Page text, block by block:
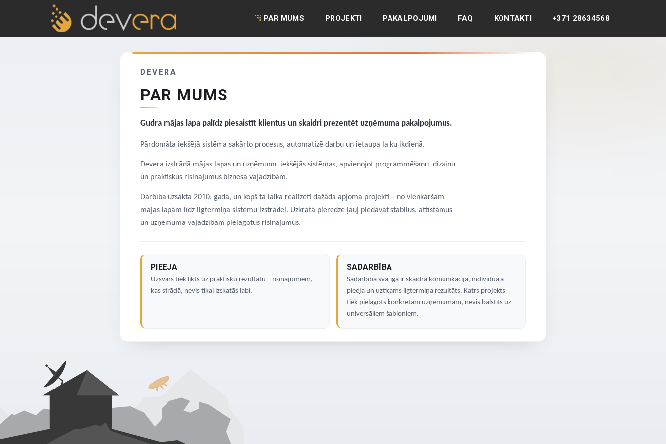
PAR MUMS PROJEKTI PAKALPOJUMI FAQ KONTAKTI +371 28634568
DEVERA
PAR MUMS
Gudra mājas lapa palīdz piesaistīt klientus un skaidri prezentēt uzņēmuma pakalpojumus.
Pārdomāta iekšējā sistēma sakārto procesus, automatizē darbu un ietaupa laiku ikdienā.
Devera izstrādā mājas lapas un uzņēmumu iekšējās sistēmas, apvienojot programmēšanu, dizainu
un praktiskus risinājumus biznesa vajadzībām.
Darbība uzsākta 2010. gadā, un kopš tā laika realizēti dažāda apjoma projekti – no vienkāršām
mājas lapām līdz ilgtermiņa sistēmu izstrādei. Uzkrātā pieredze ļauj piedāvāt stabilus, attīstāmus
un uzņēmuma vajadzībām pielāgotus risinājumus.
PIEEJA
Uzsvars tiek likts uz praktisku rezultātu – risinājumiem,
kas strādā, nevis tikai izskatās labi.
SADARBĪBA
Sadarbībā svarīga ir skaidra komunikācija, individuāla
pieeja un uzticams ilgtermiņa rezultāts. Katrs projekts
tiek pielāgots konkrētam uzņēmumam, nevis balstīts uz
universāliem šabloniem.